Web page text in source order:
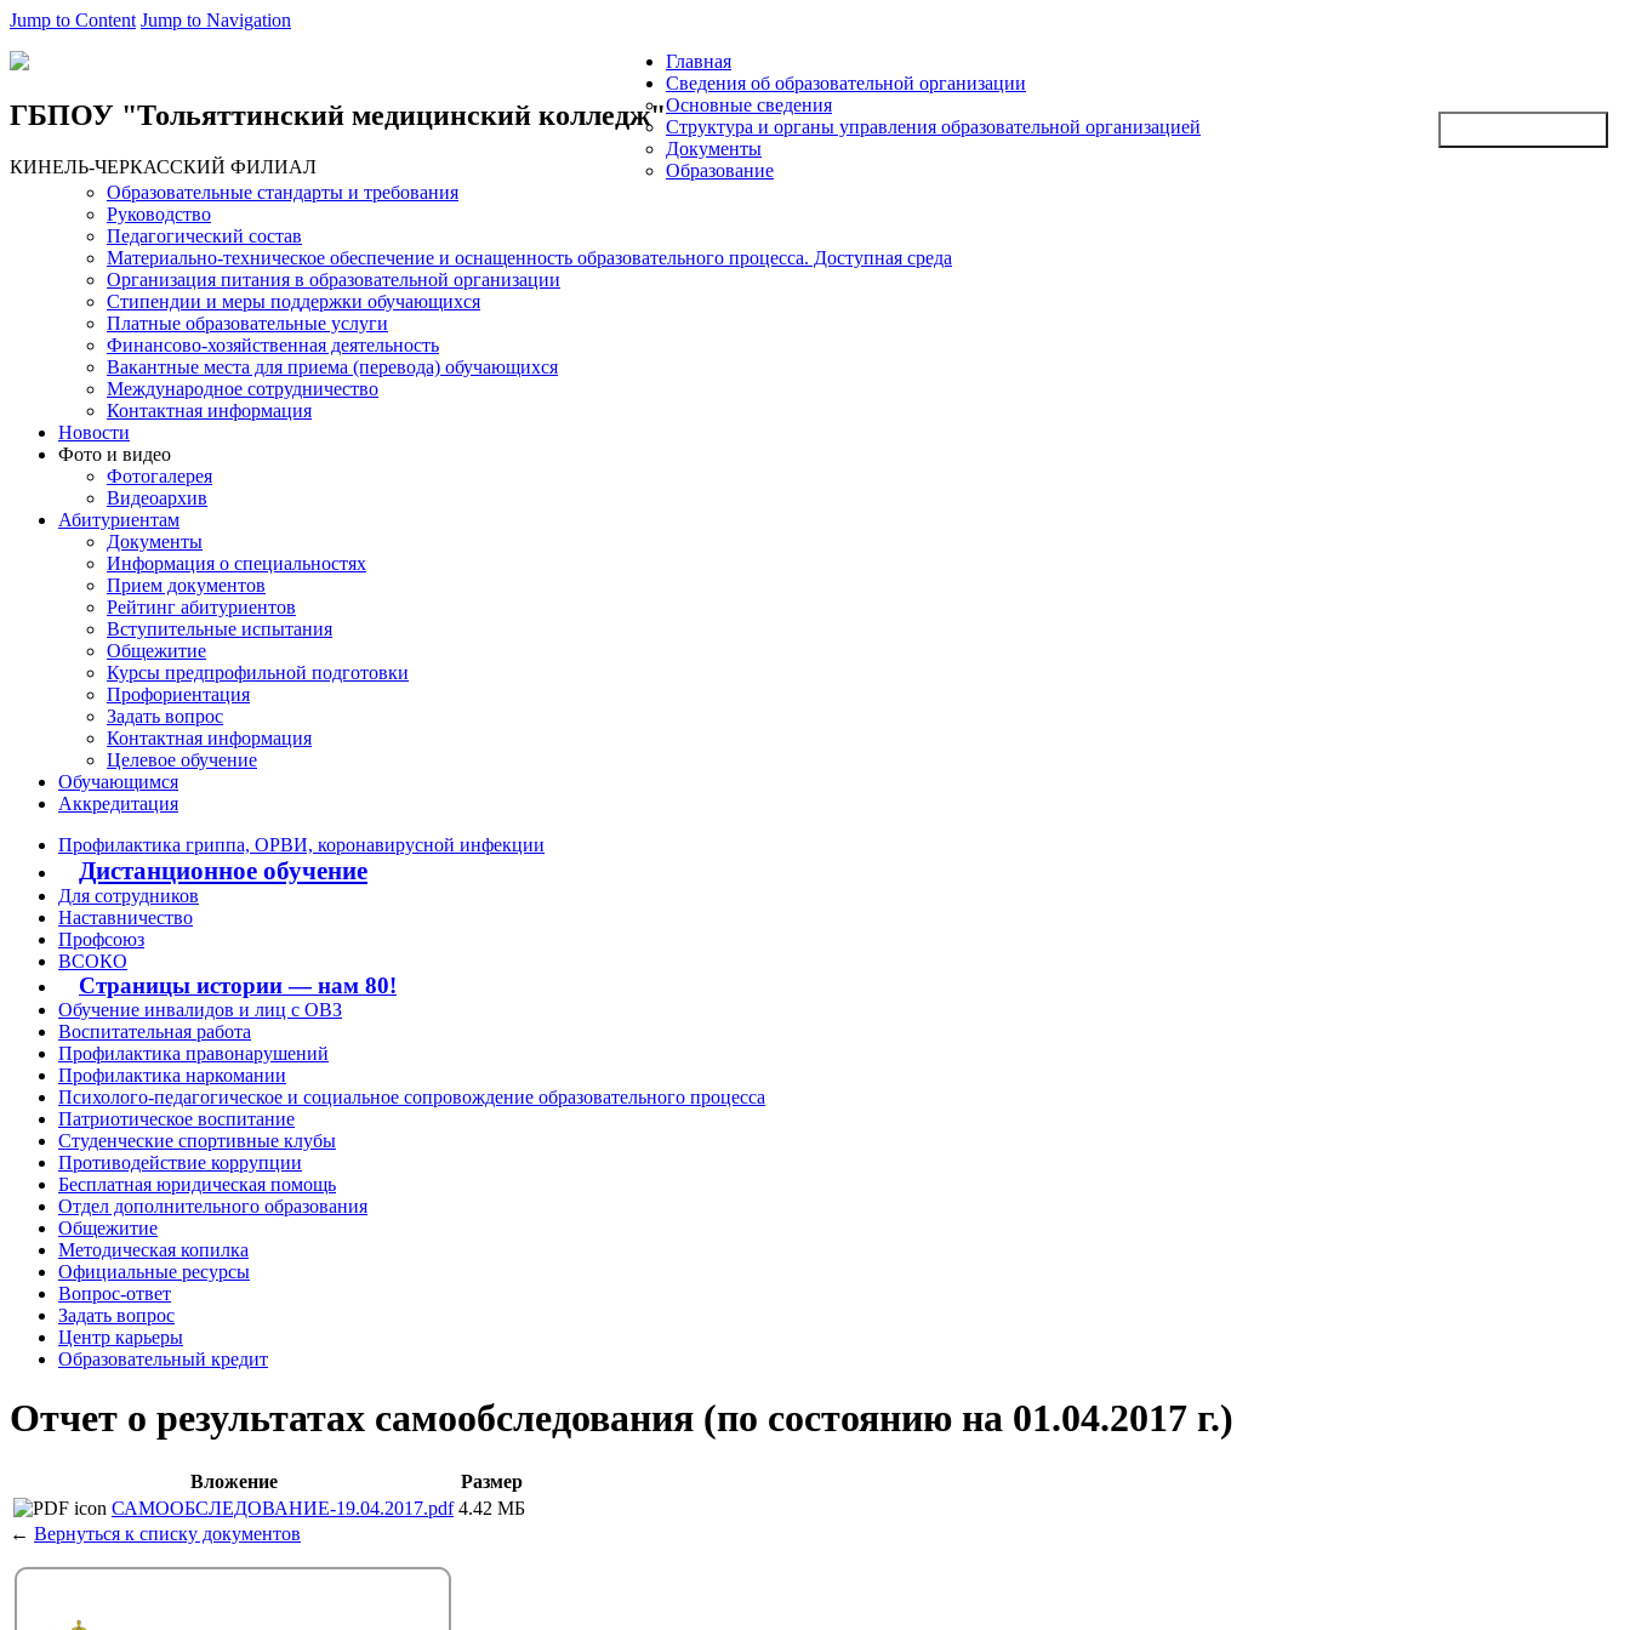
Jump to Content Jump to Navigation
ГБПОУ "Тольяттинский медицинский колледж"
КИНЕЛЬ-ЧЕРКАССКИЙ ФИЛИАЛ
Главная
Сведения об образовательной организации
Основные сведения
Структура и органы управления образовательной организацией
Документы
Образование
Образовательные стандарты и требования
Руководство
Педагогический состав
Материально-техническое обеспечение и оснащенность образовательного процесса. Доступная среда
Организация питания в образовательной организации
Стипендии и меры поддержки обучающихся
Платные образовательные услуги
Финансово-хозяйственная деятельность
Вакантные места для приема (перевода) обучающихся
Международное сотрудничество
Контактная информация
Новости
Фото и видео
Фотогалерея
Видеоархив
Абитуриентам
Документы
Информация о специальностях
Прием документов
Рейтинг абитуриентов
Вступительные испытания
Общежитие
Курсы предпрофильной подготовки
Профориентация
Задать вопрос
Контактная информация
Целевое обучение
Обучающимся
Аккредитация
Профилактика гриппа, ОРВИ, коронавирусной инфекции
Дистанционное обучение
Для сотрудников
Наставничество
Профсоюз
ВСОКО
Страницы истории — нам 80!
Обучение инвалидов и лиц с ОВЗ
Воспитательная работа
Профилактика правонарушений
Профилактика наркомании
Психолого-педагогическое и социальное сопровождение образовательного процесса
Патриотическое воспитание
Студенческие спортивные клубы
Противодействие коррупции
Бесплатная юридическая помощь
Отдел дополнительного образования
Общежитие
Методическая копилка
Официальные ресурсы
Вопрос-ответ
Задать вопрос
Центр карьеры
Образовательный кредит
Отчет о результатах самообследования (по состоянию на 01.04.2017 г.)
Вложение
Размер
САМООБСЛЕДОВАНИЕ-19.04.2017.pdf 4.42 МБ
← Вернуться к списку документов